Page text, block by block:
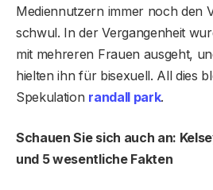
Mediennutzern immer noch den
schwul. In der Vergangenheit
mit mehreren Frauen ausgeht,
hielten ihn für bisexuell. All dies
Spekulation randall park.
Schauen Sie sich auch an:
und 5 wesentliche Fakten